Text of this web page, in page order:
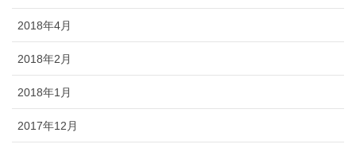
2018年4月
2018年2月
2018年1月
2017年12月